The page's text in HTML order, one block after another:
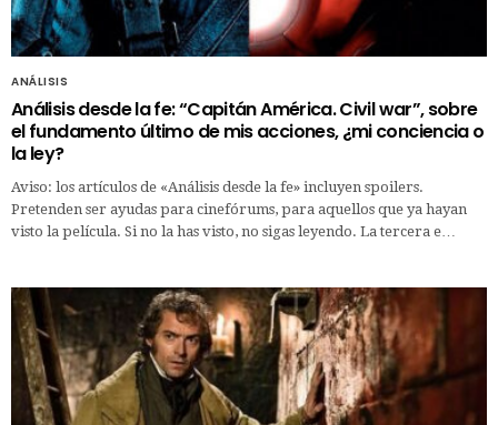
ANÁLISIS
Análisis desde la fe: “Capitán América. Civil war”, sobre
el fundamento último de mis acciones, ¿mi conciencia o
la ley?
Aviso: los artículos de «Análisis desde la fe» incluyen spoilers.
Pretenden ser ayudas para cinefórums, para aquellos que ya hayan
visto la película. Si no la has visto, no sigas leyendo. La tercera e…